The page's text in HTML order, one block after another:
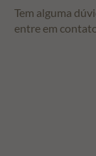
Tem alguma
entre em